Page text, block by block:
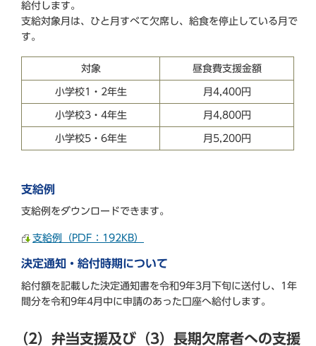
給付します。
支給対象月は、ひと月すべて欠席し、給食を停止している月で
す。
対象 昼食費支援金額
小学校1・2年生 月4,400円
小学校3・4年生 月4,800円
小学校5・6年生 月5,200円
支給例
支給例をダウンロードできます。
支給例（PDF：192KB）
決定通知・給付時期について
給付額を記載した決定通知書を令和9年3月下旬に送付し、1年
間分を令和9年4月中に申請のあった口座へ給付します。
（2）弁当支援及び（3）長期欠席者への支援